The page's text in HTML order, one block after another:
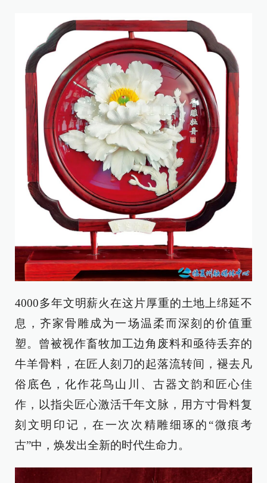
4000多年文明薪火在这片厚重的土地上绵延不
息，齐家骨雕成为一场温柔而深刻的价值重
塑。曾被视作畜牧加工边角废料和亟待丢弃的
牛羊骨料，在匠人刻刀的起落流转间，褪去凡
俗底色，化作花鸟山川、古器文韵和匠心佳
作，以指尖匠心激活千年文脉，用方寸骨料复
刻文明印记，在一次次精雕细琢的“微痕考
古”中，焕发出全新的时代生命力。